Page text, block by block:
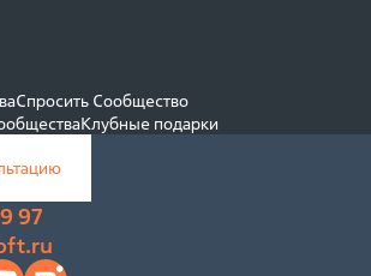
Спросить Сообщество
Клубные подарки
97